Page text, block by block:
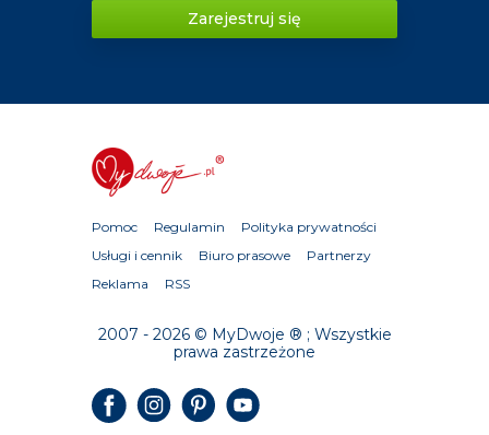
Zarejestruj się
Pomoc Regulamin
Polityka prywatności
Usługi i cennik
Biuro prasowe
Partnerzy
Reklama
RSS
2007 - 2026 © MyDwoje ® ; Wszystkie
prawa zastrzeżone